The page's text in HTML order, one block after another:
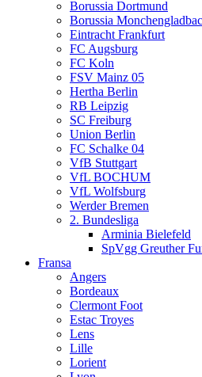
Borussia Dortmund
Borussia
Eintracht Frankfurt
FC Augsburg
FC Koln
FSV Mainz 05
Hertha Berlin
RB Leipzig
SC Freiburg
Union Berlin
FC Schalke 04
VfB Stuttgart
VfL BOCHUM
VfL Wolfsburg
Werder Bremen
2. Bundesliga
Arminia Bielefeld
SpVgg Greuther
Fransa
Angers
Bordeaux
Clermont Foot
Estac Troyes
Lens
Lille
Lorient